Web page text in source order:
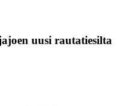
uusi rautatiesilta